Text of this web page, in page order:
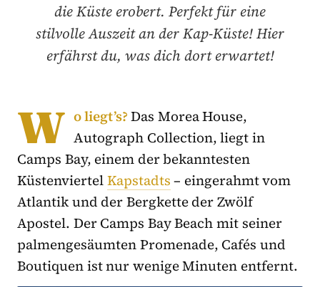
die Küste erobert. Perfekt für eine
stilvolle Auszeit an der Kap-Küste! Hier
erfährst du, was dich dort erwartet!
W o liegt’s?Das Morea House,
Autograph Collection, liegt in
Camps Bay, einem der bekanntesten
KüstenviertelKapstadts– eingerahmt vom
Atlantik und der Bergkette der Zwölf
Apostel. Der Camps Bay Beach mit seiner
palmengesäumten Promenade, Cafés und
Boutiquen ist nur wenige Minuten entfernt.